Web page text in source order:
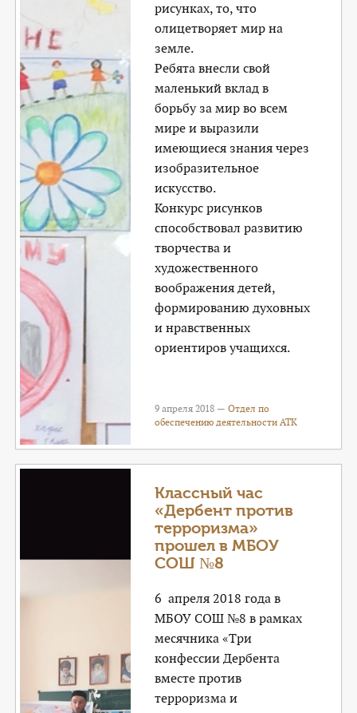
рисунках, то, что
олицетворяет мир на
земле.
Ребята внесли свой
маленький вклад в
борьбу за мир во всем
мире и выразили
имеющиеся знания через
изобразительное
искусство.
Конкурс рисунков
способствовал развитию
творчества и
художественного
воображения детей,
формированию духовных
и нравственных
ориентиров учащихся.
9 апреля 2018 —Отдел по
обеспечению деятельности АТК
Классный час
«Дербент против
терроризма»
прошел в МБОУ
СОШ №8
6 апреля 2018 года в
МБОУ СОШ №8 в рамках
месячника «Три
конфессии Дербента
вместе против
терроризма и